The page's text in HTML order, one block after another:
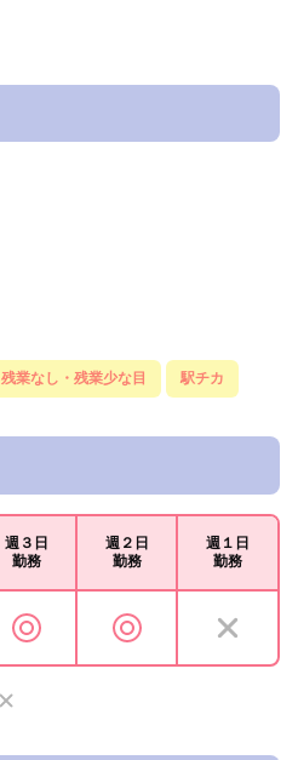
残業なし・残業少な目 駅チカ
週３日
勤務
週２日
勤務
週１日
勤務